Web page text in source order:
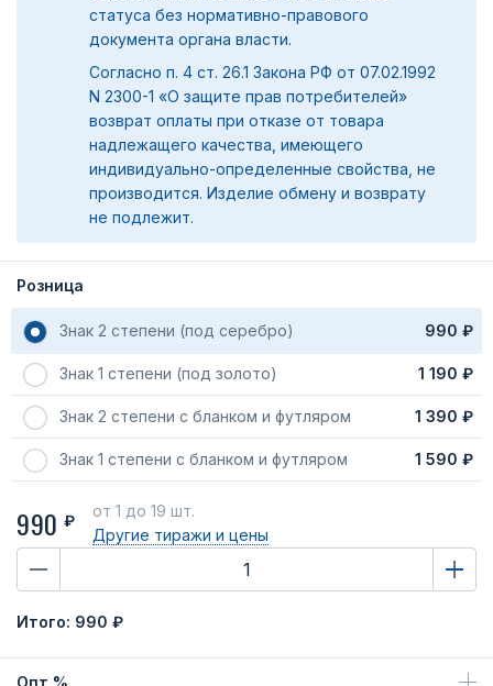
статуса без нормативно-правового
документа органа власти.
Согласно п. 4 ст. 26.1 Закона РФ от 07.02.1992
N 2300-1 «О защите прав потребителей»
возврат оплаты при отказе от товара
надлежащего качества, имеющего
индивидуально-определенные свойства, не
производится. Изделие обмену и возврату
не подлежит.
Розница
Знак 2 степени (под серебро) 990 ₽
Знак 1 степени (под золото) 1 190 ₽
Знак 2 степени с бланком и футляром 1 390 ₽
Знак 1 степени с бланком и футляром 1 590 ₽
990 ₽
от 1 до 19 шт.
Другие тиражии цены
Итого: 990 ₽
Опт %